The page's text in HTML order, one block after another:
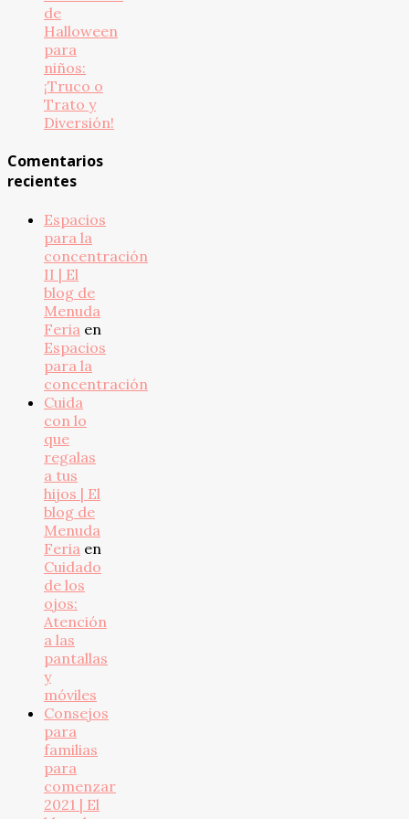
de
Halloween
para
niños:
¡Truco o
Trato y
Diversión!
Comentarios
recientes
Espacios
para la
concentración
II | El
blog de
Menuda
Feria en
Espacios
para la
concentración
Cuida
con lo
que
regalas
a tus
hijos | El
blog de
Menuda
Feria en
Cuidado
de los
ojos:
Atención
a las
pantallas
y
móviles
Consejos
para
familias
para
comenzar
2021 | El